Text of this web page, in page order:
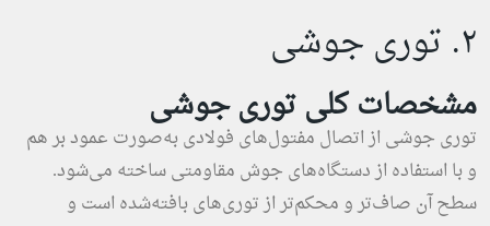
۲. توری جوشی
مشخصات کلی توری جوشی
توری جوشی از اتصال مفتول‌های فولادی به‌صورت عمود بر هم
و با استفاده از دستگاه‌های جوش مقاومتی ساخته می‌شود.
سطح آن صاف‌تر و محکم‌تر از توری‌های بافته‌شده است و